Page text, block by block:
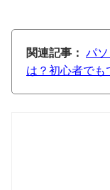
関連記事： パ
は？初心者でも